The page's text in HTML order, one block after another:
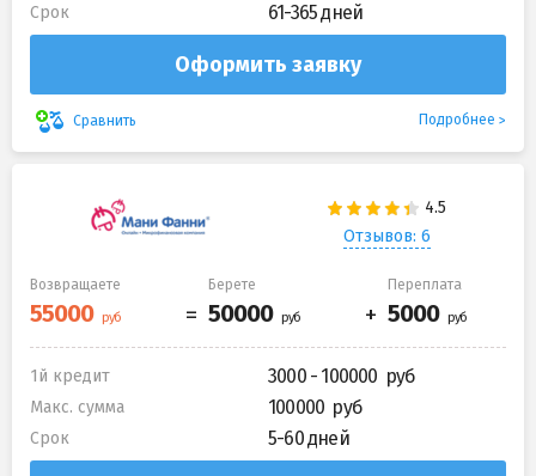
Срок 61-365 дней
Оформить заявку
Сравнить Подробнее
Отзывов: 6
Возвращаете Берете Переплата
1й кредит 3000 - 100000
Макс. сумма 100000
Срок 5-60 дней